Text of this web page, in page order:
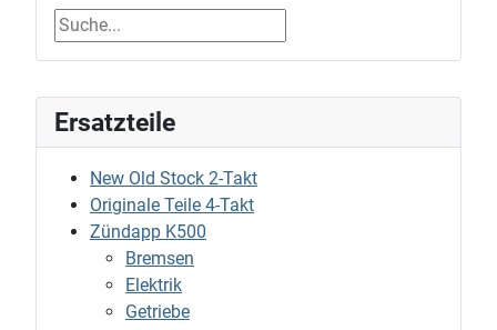
Ersatzteile
New Old Stock 2-Takt
Originale Teile 4-Takt
Zündapp K500
Bremsen
Elektrik
Getriebe